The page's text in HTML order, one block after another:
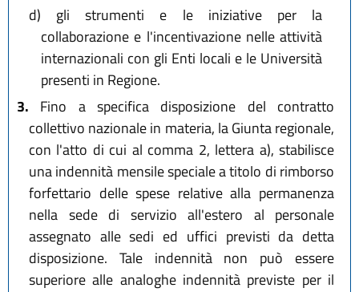
d) gli strumenti e le iniziative per la
collaborazione e l'incentivazione nelle attività
internazionali con gli Enti locali e le Università
presenti in Regione.
3. Fino a specifica disposizione del contratto
collettivo nazionale in materia, la Giunta regionale,
con l'atto di cui al comma 2, lettera a), stabilisce
una indennità mensile speciale a titolo di rimborso
forfettario delle spese relative alla permanenza
nella sede di servizio all'estero al personale
assegnato alle sedi ed uffici previsti da detta
disposizione. Tale indennità non può essere
superiore alle analoghe indennità previste per il